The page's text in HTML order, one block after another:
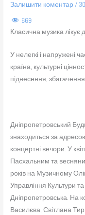
Залишити коментар/
669
Класична музика лікує
У нелегкі і напружені
країна, культурні
піднесення,
Дніпропетровський
знаходиться за
концертні вечори. У
Пасхальним та
років на Музичному
Управління Культури
Дніпропетровська. На
Василєва, Світлана